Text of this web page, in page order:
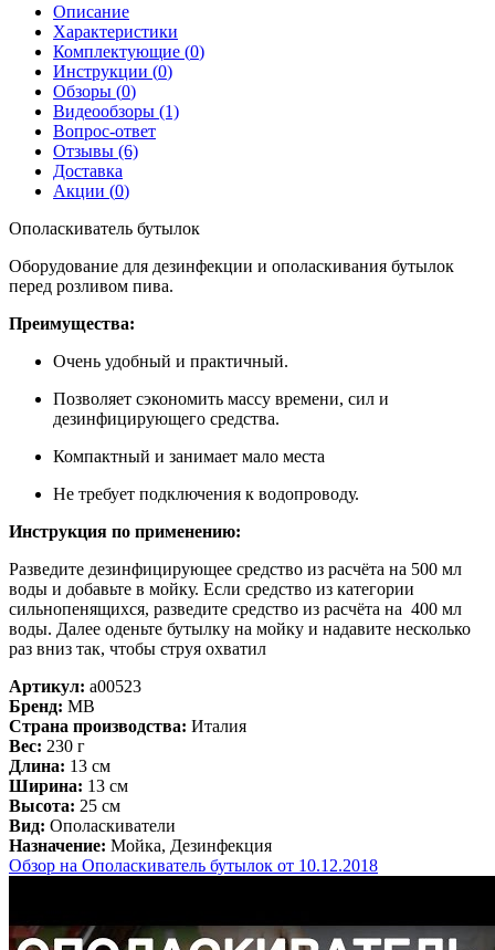
Описание
Характеристики
Комплектующие (0)
Инструкции (0)
Обзоры (0)
Видеообзоры (1)
Вопрос-ответ
Отзывы (6)
Доставка
Акции (0)
Ополаскиватель бутылок
Оборудование для дезинфекции и ополаскивания бутылок
перед розливом пива.
Преимущества:
Очень удобный и практичный.
Позволяет сэкономить массу времени, сил и
дезинфицирующего средства.
Компактный и занимает мало места
Не требует подключения к водопроводу.
Инструкция по применению:
Разведите дезинфицирующее средство из расчёта на 500 мл
воды и добавьте в мойку. Если средство из категории
сильнопенящихся, разведите средство из расчёта на 400 мл
воды. Далее оденьте бутылку на мойку и надавите несколько
раз вниз так, чтобы струя охватил
Артикул: a00523
Бренд: MB
Страна производства: Италия
Вес: 230 г
Длина: 13 см
Ширина: 13 см
Высота: 25 см
Вид: Ополаскиватели
Назначение: Мойка, Дезинфекция
Обзор на Ополаскиватель бутылок от 10.12.2018